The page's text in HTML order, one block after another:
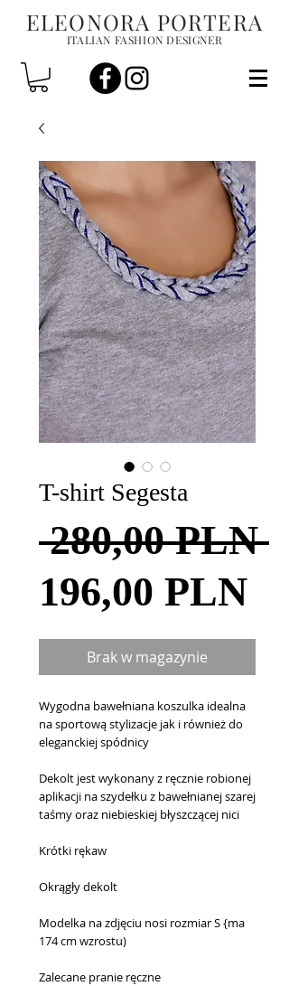
ELEONORA PORTERA
ITALIAN FASHION DESIGNER
T-shirt Segesta
280,00 PLN
196,00 PLN
Brak w magazynie
Wygodna bawełniana koszulka idealna
na sportową stylizacje jak i również do
eleganckiej spódnicy
Dekolt jest wykonany z ręcznie robionej
aplikacji na szydełku z bawełnianej szarej
taśmy oraz niebieskiej błyszczącej nici
Krótki rękaw
Okrągły dekolt
Modelka na zdjęciu nosi rozmiar S {ma
174 cm wzrostu)
Zalecane pranie ręczne